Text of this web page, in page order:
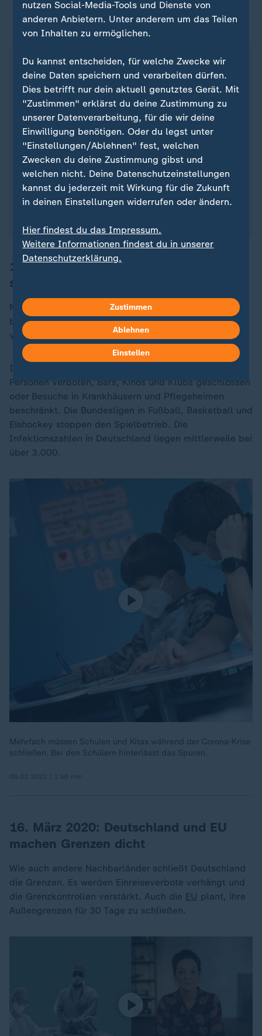
ZDF-Schwerpunkt "Fünf Jahre Corona"
Fünf Jahre nach der bisher verheerendsten
Pandemie des 21. Jahrhunderts geht ein ZDF-
Themenschwerpunkt der Frage nach, was aus der
Corona-Pandemie für Lehren gezogen wurden und
werden. In der Zeit vom 8. bis zum 21. März 2025
beschäftigen sich sowohl aktuelle
Magazinsendungen als auch Doku-Formate mit
dem Thema.
Wir bündeln alle Inhalte auf unserer Themenseite
zumCoronavirus.
13. März 2020: Schulen und Kitas
schließen
Nach Italien, Spanien, Belgien und Dänemark
beschließt auch Deutschland, dass Schulen und Kitas
vorerst geschlossen bleiben sollen.
In einzelnen Städten werden Veranstaltungen ab 100
Personen verboten, Bars, Kinos und Klubs geschlossen
oder Besuche in Krankhäusern und Pflegeheimen
beschränkt. Die Bundesligen in Fußball, Basketball und
Eishockey stoppen den Spielbetrieb. Die
Infektionszahlen in Deutschland liegen mittlerweile bei
über 3.000.
Mehrfach müssen Schulen und Kitas während der Corona-Krise
schließen. Bei den Schülern hinterlässt das Spuren.
16. März 2020: Deutschland und EU
machen Grenzen dicht
Wie auch andere Nachbarländer schließt Deutschland
die Grenzen. Es werden Einreiseverbote verhängt und
die Grenzkontrollen verstärkt. Auch die EU plant, ihre
Außengrenzen für 30 Tage zu schließen.
nutzen Social-Media-Tools und Dienste von
anderen Anbietern. Unter anderem um das Teilen
von Inhalten zu ermöglichen.
Du kannst entscheiden, für welche Zwecke wir
deine Daten speichern und verarbeiten dürfen.
Dies betrifft nur dein aktuell genutztes Gerät. Mit
"Zustimmen" erklärst du deine Zustimmung zu
unserer Datenverarbeitung, für die wir deine
Einwilligung benötigen. Oder du legst unter
"Einstellungen/Ablehnen" fest, welchen
Zwecken du deine Zustimmung gibst und
welchen nicht. Deine Datenschutzeinstellungen
kannst du jederzeit mit Wirkung für die Zukunft
in deinen Einstellungen widerrufen oder ändern.
Hier findest du das Impressum.
Weitere Informationen findest du in unserer
Datenschutzerklärung.
Zustimmen
Ablehnen
Einstellen